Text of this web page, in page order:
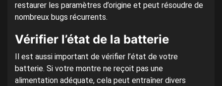
restaurer les paramètres d’origine et peut résoudre de
nombreux bugs récurrents.
Vérifier l’état de la batterie
Il est aussi important de vérifier l’état de votre
batterie. Si votre montre ne reçoit pas une
alimentation adéquate, cela peut entraîner divers